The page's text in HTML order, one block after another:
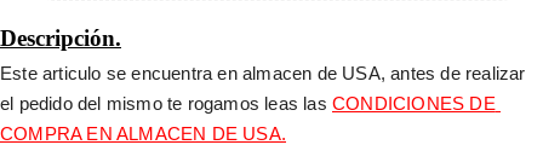
Descripción.
Este articulo se encuentra en almacen de USA, antes de realizar
el pedido del mismo te rogamos leas las CONDICIONES DE
COMPRA EN ALMACEN DE USA.